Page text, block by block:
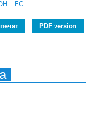
ЕС
PDF version